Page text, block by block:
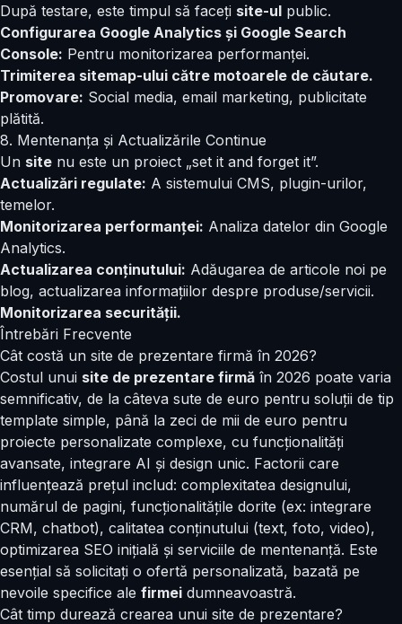
După testare, este timpul să faceți site-ul public.
Configurarea Google Analytics și Google Search
Console: Pentru monitorizarea performanței.
Trimiterea sitemap-ului către motoarele de căutare.
Promovare: Social media, email marketing, publicitate
plătită.
8. Mentenanța și Actualizările Continue
Un site nu este un proiect „set it and forget it”.
Actualizări regulate: A sistemului CMS, plugin-urilor,
temelor.
Monitorizarea performanței: Analiza datelor din Google
Analytics.
Actualizarea conținutului: Adăugarea de articole noi pe
blog, actualizarea informațiilor despre produse/servicii.
Monitorizarea securității.
Întrebări Frecvente
Cât costă un site de prezentare firmă în 2026?
Costul unui site de prezentare firmă în 2026 poate varia
semnificativ, de la câteva sute de euro pentru soluții de tip
template simple, până la zeci de mii de euro pentru
proiecte personalizate complexe, cu funcționalități
avansate, integrare AI și design unic. Factorii care
influențează prețul includ: complexitatea designului,
numărul de pagini, funcționalitățile dorite (ex: integrare
CRM, chatbot), calitatea conținutului (text, foto, video),
optimizarea SEO inițială și serviciile de mentenanță. Este
esențial să solicitați o ofertă personalizată, bazată pe
nevoile specifice ale firmei dumneavoastră.
Cât timp durează crearea unui site de prezentare?